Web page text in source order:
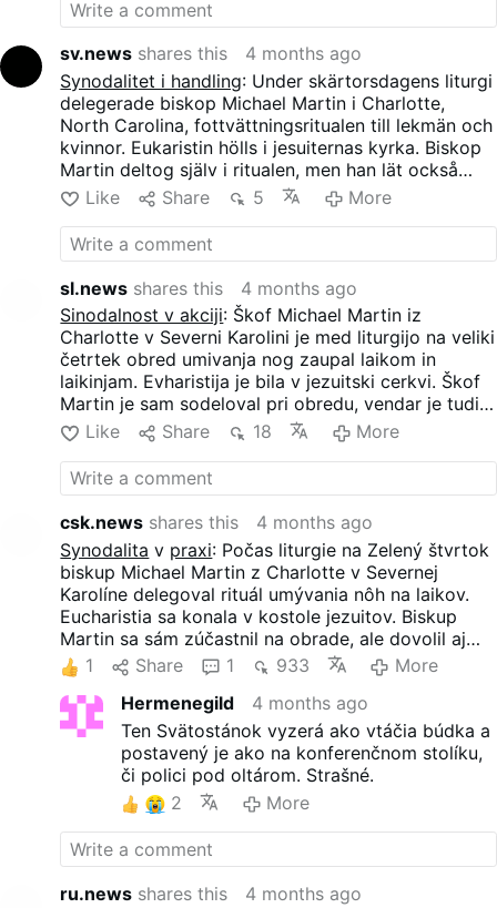
sv.news shares this
4 months ago
Synodalitet i handling: Under skärtorsdagens liturgi
delegerade biskop Michael Martin i Charlotte,
North Carolina, fottvättningsritualen till lekmän och
kvinnor. Eukaristin hölls i jesuiternas kyrka. Biskop
Martin deltog själv i ritualen, men han lät också
lekmän utföra en stor del av det frivilliga
Mandatum.
Like Share 5 More
sl.news shares this
4 months ago
Sinodalnost v akciji: Škof Michael Martin iz
Charlotte v Severni Karolini je med liturgijo na veliki
četrtek obred umivanja nog zaupal laikom in
laikinjam. Evharistija je bila v jezuitski cerkvi. Škof
Martin je sam sodeloval pri obredu, vendar je tudi
laikom dovolil, da opravijo velik del neobveznega
mandata.
Like Share 18 More
csk.news shares this
4 months ago
Synodalita v praxi: Počas liturgie na Zelený štvrtok
biskup Michael Martin z Charlotte v Severnej
Karolíne delegoval rituál umývania nôh na laikov.
Eucharistia sa konala v kostole jezuitov. Biskup
Martin sa sám zúčastnil na obrade, ale dovolil aj
členom laikov vykonať veľkú časť nepovinného
mandátu.
1 Share 1 933
More
Hermenegild
4 months ago
Ten Svätostánok vyzerá ako vtáčia búdka a
postavený je ako na konferenčnom stolíku,
či polici pod oltárom. Strašné.
2
More
ru.news shares this
4 months ago